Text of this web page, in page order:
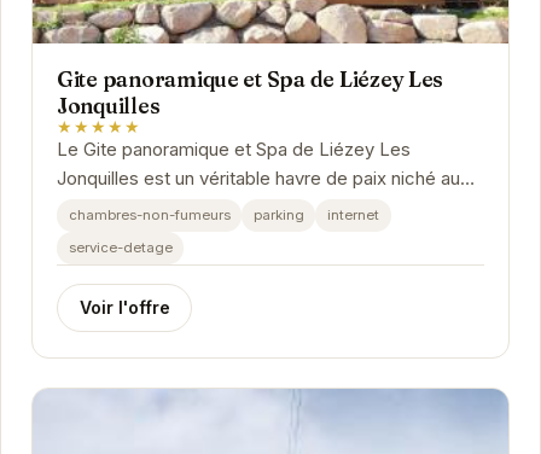
Gite panoramique et Spa de Liézey Les
Jonquilles
★★★★★
Le Gite panoramique et Spa de Liézey Les
Jonquilles est un véritable havre de paix niché au
cœur des Vosges. Offrant une vue imprenable sur
chambres-non-fumeurs parking
internet
service-detage
Voir l'offre